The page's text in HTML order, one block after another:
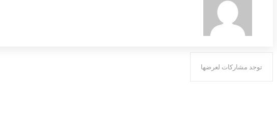
توجد مشاركات لعرضها